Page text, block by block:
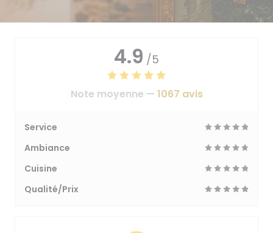
4.9 /5
Note moyenne — 1067 avis
Service
Ambiance
Cuisine
Qualité/Prix